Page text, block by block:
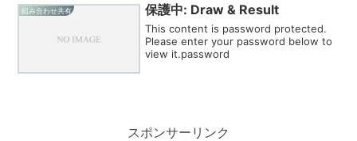
組み合わせ共有 保護中: Draw & Result
This content is password protected.
Please enter your password below to
view it.password
スポンサーリンク